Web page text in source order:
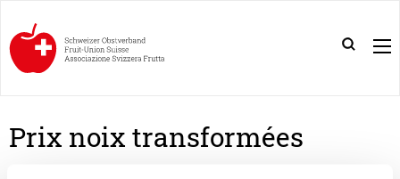
Prix noix transformées